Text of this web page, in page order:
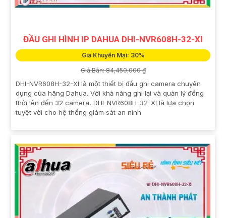
ĐẦU GHI HÌNH IP DAHUA DHI-NVR608H-32-XI
Giá Khuyến Mại: 30%
Giá Bán: 84,450,000 ₫
DHI-NVR608H-32-XI là một thiết bị đầu ghi camera chuyên
dụng của hãng Dahua. Với khả năng ghi lại và quản lý đồng
thời lên đến 32 camera, DHI-NVR608H-32-XI là lựa chọn
tuyệt vời cho hệ thống giám sát an ninh